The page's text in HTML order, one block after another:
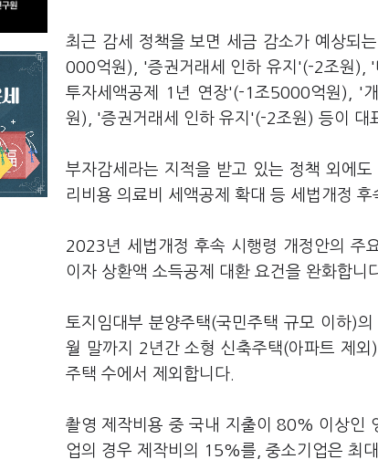
최근 감세 정책을 보면 세금 감소가 예상되
000억원), '증권거래세 인하 유지'(-2조원),
투자세액공제 1년 연장'(-1조5000억원), '
원), '증권거래세 인하 유지'(-2조원) 등이 대
부자감세라는 지적을 받고 있는 정책 외에
리비용 의료비 세액공제 확대 등 세법개정
2023년 세법개정 후속 시행령 개정안의 주
이자 상환액 소득공제 대환 요건을 완화합니
토지임대부 분양주택(국민주택 규모 이하)
월 말까지 2년간 소형 신축주택(아파트 제
주택 수에서 제외합니다.
촬영 제작비용 중 국내 지출이 80% 이상인
업의 경우 제작비의 15%를, 중소기업은 최